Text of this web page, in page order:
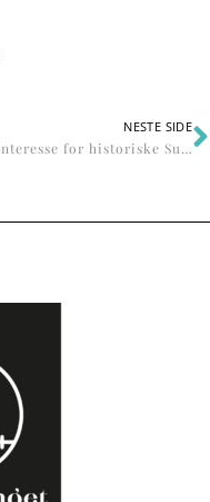
NESTE SIDE
Stor interesse for historiske Sundet